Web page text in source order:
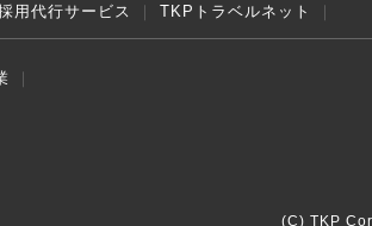
用代行サービス TKPトラベルネット
(C) TKP